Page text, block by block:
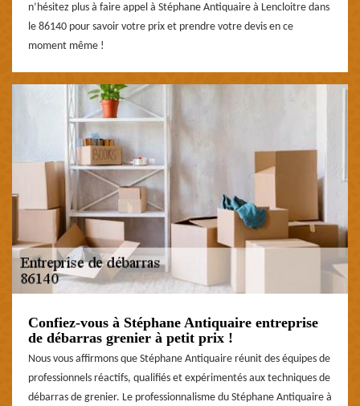
n’hésitez plus à faire appel à Stéphane Antiquaire à Lencloitre dans
le 86140 pour savoir votre prix et prendre votre devis en ce
moment même !
Confiez-vous à Stéphane Antiquaire entreprise
de débarras grenier à petit prix !
Nous vous affirmons que Stéphane Antiquaire réunit des équipes de
professionnels réactifs, qualifiés et expérimentés aux techniques de
débarras de grenier. Le professionnalisme du Stéphane Antiquaire à